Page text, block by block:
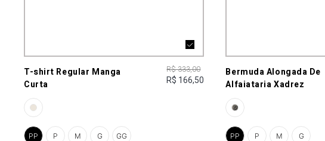
T-shirt Regular Manga
Curta
R$ 333,00
R$ 166,50
G GG
M
P
PP
Bermuda Alongada De
Alfaiataria Xadrez
G
M
P
PP